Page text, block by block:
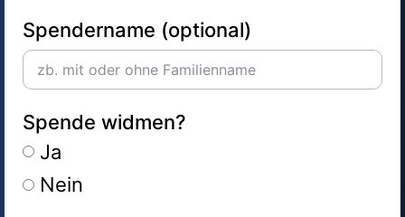
Spendername (optional)
Spende widmen?
Ja
Nein